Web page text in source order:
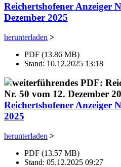
Reichertshofener Anzeiger
Dezember 2025
herunterladen >
PDF (13.86 MB)
Stand: 10.12.2025 13:18
Reichertshofener Anzeiger
2025
herunterladen >
PDF (13.57 MB)
Stand: 05.12.2025 09:27